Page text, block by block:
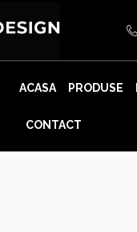
ACASA PRODUSE
CONTACT